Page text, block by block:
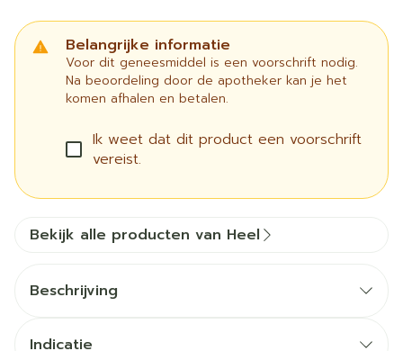
Belangrijke informatie
Voor dit geneesmiddel is een voorschrift nodig.
Na beoordeling door de apotheker kan je het
komen afhalen en betalen.
Ik weet dat dit product een voorschrift
vereist.
Bekijk alle producten van Heel
Beschrijving
Indicatie